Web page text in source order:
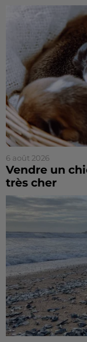
6 août 2026
Vendre un
très cher